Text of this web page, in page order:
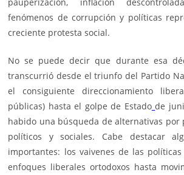
fenómenos de corrupción y políticas
creciente protesta social.
No se puede decir que durante esa
transcurrió desde el triunfo del Partido
el consiguiente direccionamiento
públicas) hasta el golpe de Estado de
habido una búsqueda de alternativas por
políticos y sociales. Cabe destacar
importantes: los vaivenes de las políticas
enfoques liberales ortodoxos hasta